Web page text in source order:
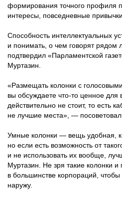
формирования точного профиля
интересы, повседневные
Способность интеллектуальных
и понимать, о чем говорят рядом
подтвердил «Парламентской
Муртазин.
«Размещать колонки с
вы обсуждаете что-то ценное для
действительно не стоит, то есть
не лучшие места», — посоветовал
Умные колонки — вещь удобная,
но если есть возможность от
и не использовать их вообще,
Муртазин. Не зря такие колонки
в большинстве корпораций,
наружу.